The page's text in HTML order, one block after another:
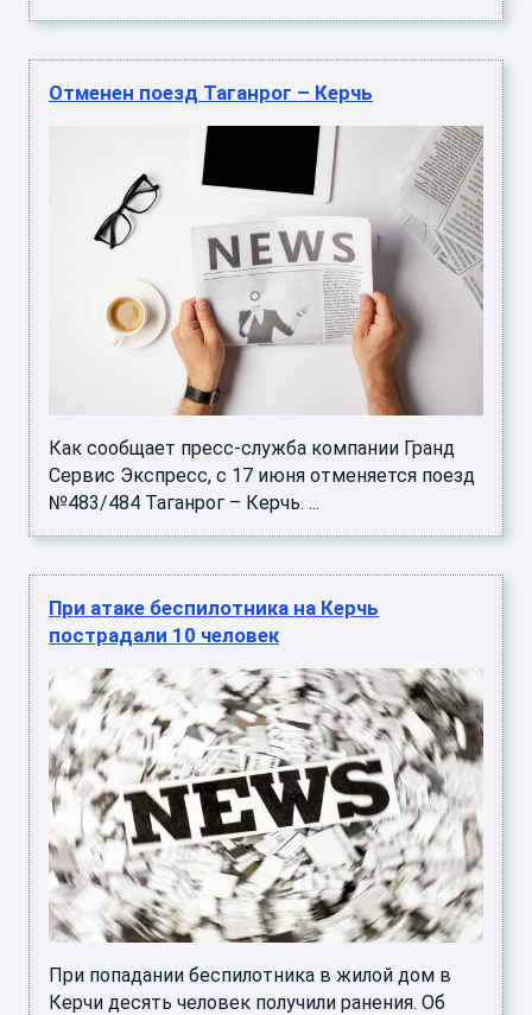
Отменен поезд Таганрог – Керчь
Как сообщает пресс-служба компании Гранд
Сервис Экспресс, с 17 июня отменяется поезд
№483/484 Таганрог – Керчь. ...
При атаке беспилотника на Керчь
пострадали 10 человек
При попадании беспилотника в жилой дом в
Керчи десять человек получили ранения. Об